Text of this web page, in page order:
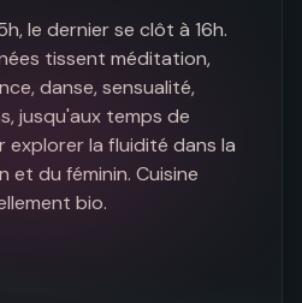
le dernier se clôt à 16h.
tissent méditation,
danse, sensualité,
jusqu'aux temps de
explorer la fluidité dans la
et du féminin. Cuisine
bio.